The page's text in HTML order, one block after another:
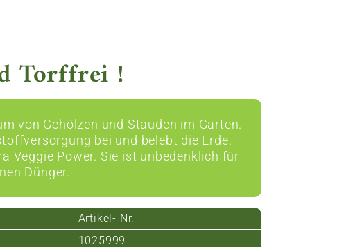
Torffrei !
von Gehölzen und Stauden im Garten.
bei und belebt die Erde.
Veggie Power. Sie ist unbedenklich für
Dünger.
Artikel- Nr.
1025999